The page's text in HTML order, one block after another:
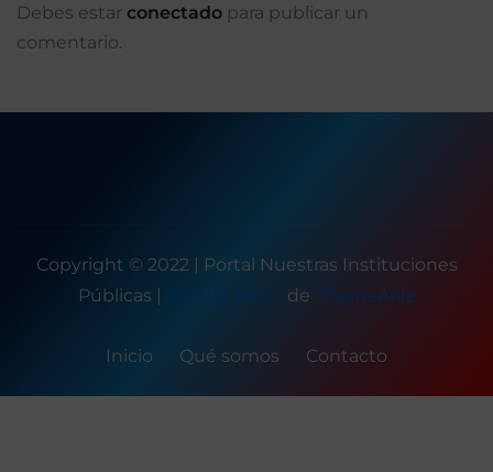
Debes estar conectado para publicar un
comentario.
Copyright © 2022 | Portal Nuestras Instituciones
Públicas | Seattle News de ThemeArile
Inicio Qué somos Contacto